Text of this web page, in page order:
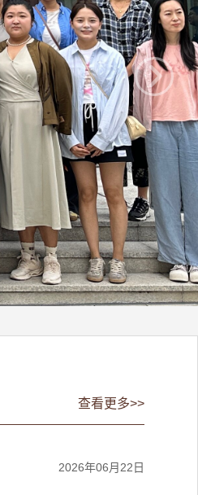
查看更多>>
2026年06月22日